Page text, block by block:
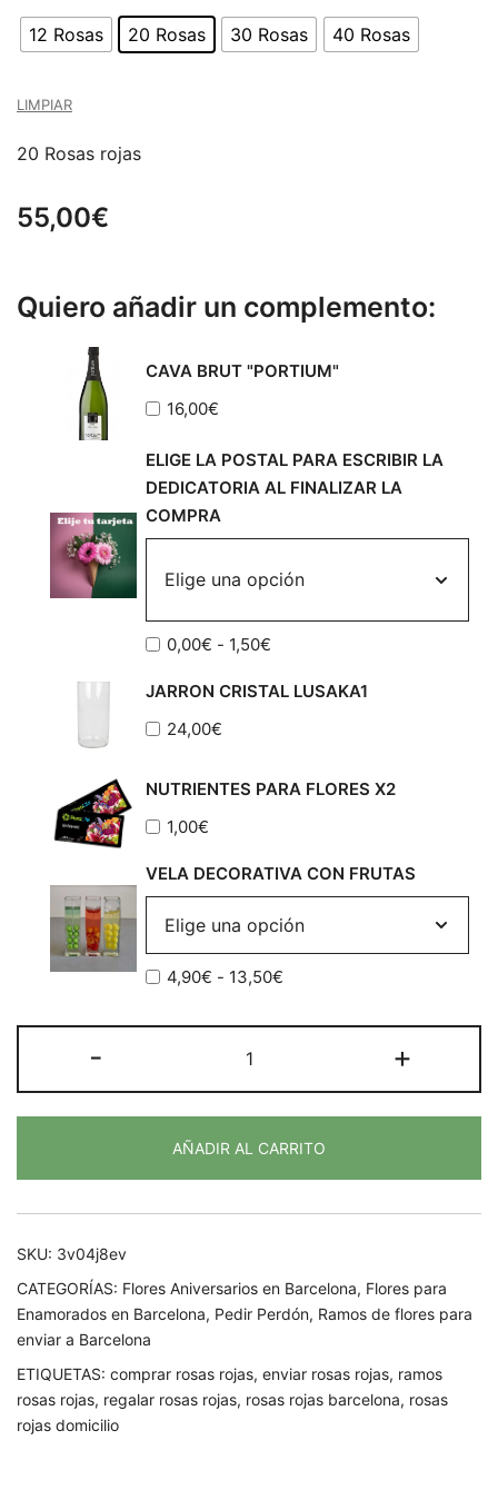
desde
12 Rosas 20 Rosas 30 Rosas 40 Rosas
LIMPIAR
20 Rosas rojas
55,00€
Quiero añadir un complemento:
CAVA BRUT "PORTIUM"
16,00€
ELIGE LA POSTAL PARA ESCRIBIR LA
DEDICATORIA AL FINALIZAR LA
COMPRA
0,00€ - 1,50€Rango
precios:
hasta
JARRON CRISTAL LUSAKA1
24,00€
NUTRIENTES PARA FLORES X2
1,00€
VELA DECORATIVA CON FRUTAS
4,90€ - 13,50€Rango
precios:
4,90€
hasta
13,50€
-
DE
12/20/30/40
ROJAS
"BEAUTÉ"
cantidad
+
AÑADIR AL CARRITO
SKU: 3v04j8ev
CATEGORÍAS: Flores Aniversarios en Barcelona, Flores para
Enamorados en Barcelona, Pedir Perdón, Ramos de flores para
enviar a Barcelona
ETIQUETAS: comprar rosas rojas, enviar rosas rojas, ramos
rosas rojas, regalar rosas rojas, rosas rojas barcelona, rosas
rojas domicilio